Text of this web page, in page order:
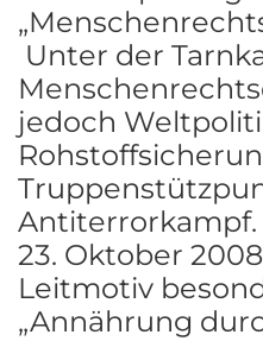
Unter der
jedoch
23. Oktober
Leitmotiv
„Annährung